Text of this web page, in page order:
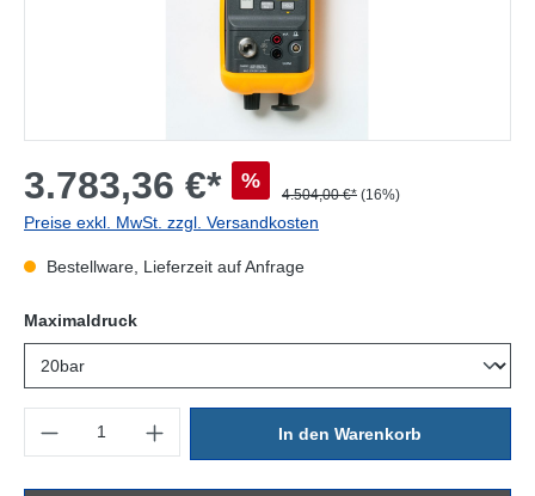
3.783,36 €* %
4.504,00 €* (16%)
Preise exkl. MwSt. zzgl. Versandkosten
Bestellware, Lieferzeit auf Anfrage
Maximaldruckauswählen
In den Warenkorb